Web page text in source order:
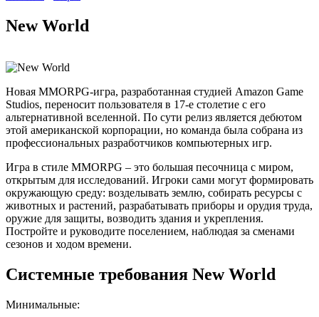
New World
Новая MMORPG-игра, разработанная студией Amazon Game
Studios, переносит пользователя в 17-е столетие с его
альтернативной вселенной. По сути релиз является дебютом
этой американской корпорации, но команда была собрана из
профессиональных разработчиков компьютерных игр.
Игра в стиле MMORPG – это большая песочница с миром,
открытым для исследований. Игроки сами могут формировать
окружающую среду: возделывать землю, собирать ресурсы с
животных и растений, разрабатывать приборы и орудия труда,
оружие для защиты, возводить здания и укрепления.
Постройте и руководите поселением, наблюдая за сменами
сезонов и ходом времени.
Системные требования New World
Минимальные: